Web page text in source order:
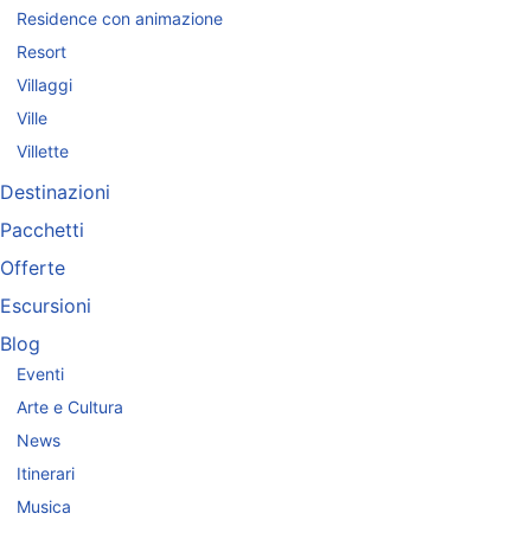
Residence con animazione
Resort
Villaggi
Ville
Villette
Destinazioni
Pacchetti
Offerte
Escursioni
Blog
Eventi
Arte e Cultura
News
Itinerari
Musica